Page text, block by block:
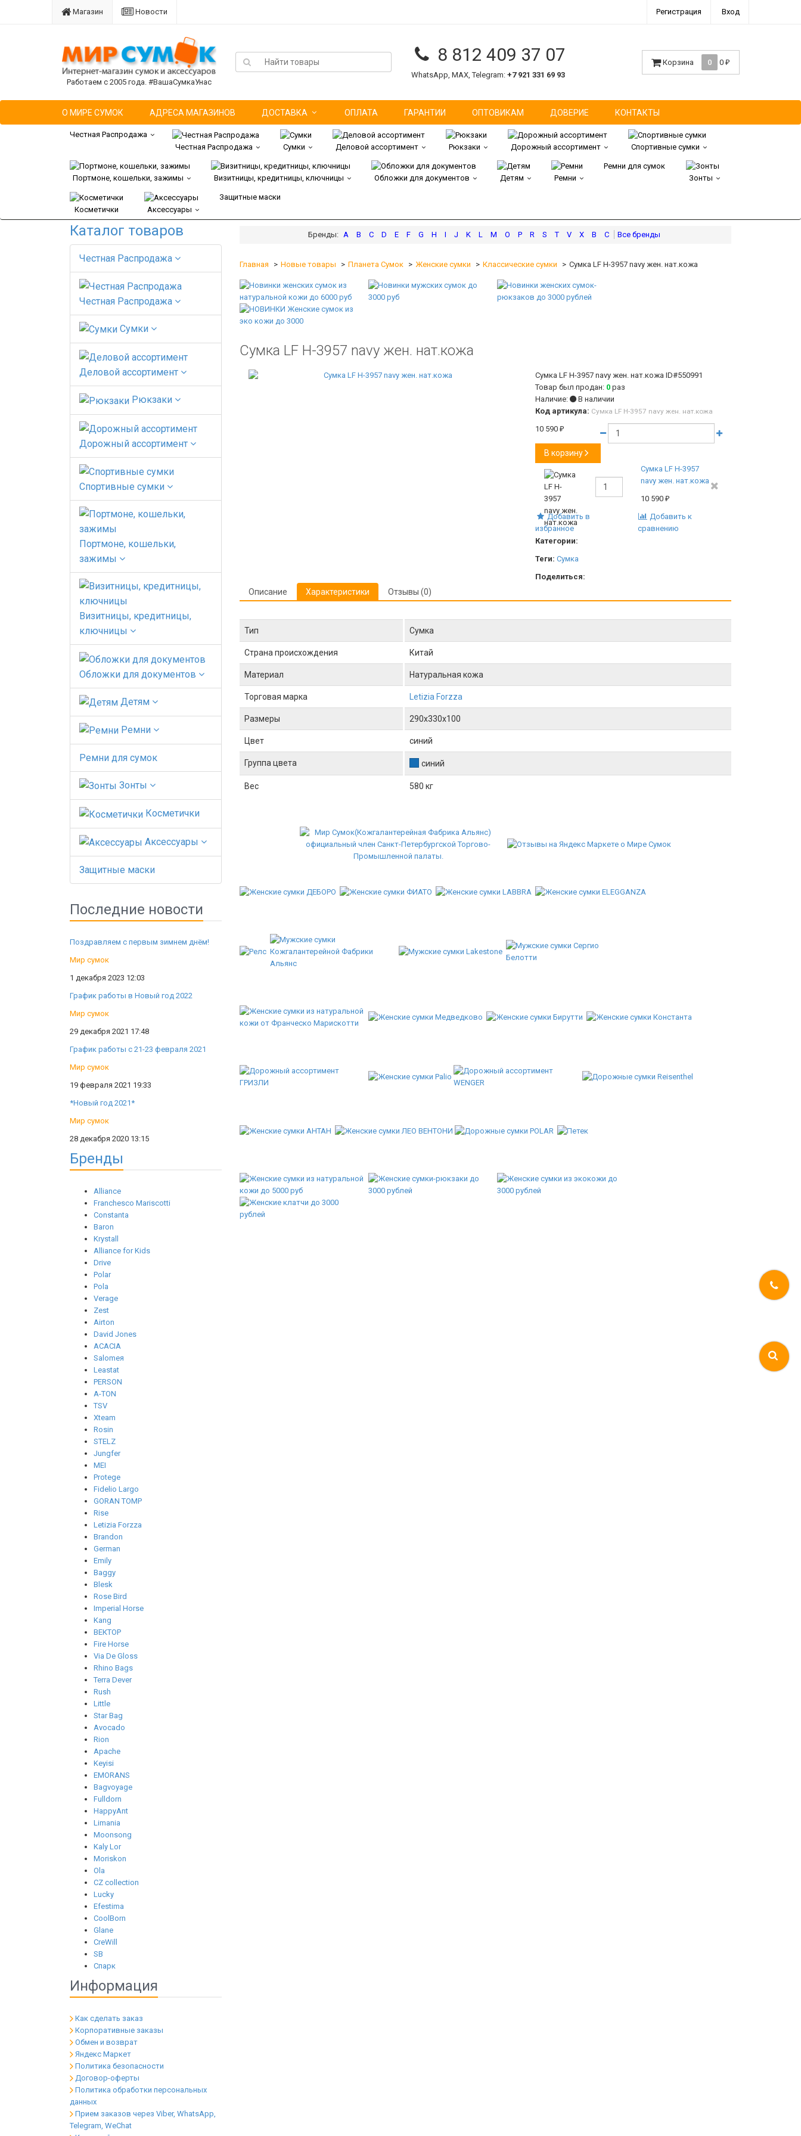
Магазин Новости Регистрация Вход
Работаем с 2005 года. #ВашаСумкаУнас
8 812 409 37 07
WhatsApp, MAX, Telegram: +7 921 331 69 93
Корзина 0 0 ₽
О МИРЕ СУМОК АДРЕСА МАГАЗИНОВ ДОСТАВКА ОПЛАТА ГАРАНТИИ ОПТОВИКАМ ДОВЕРИЕ КОНТАКТЫ
Честная Распродажа
Честная Распродажа
Сумки Деловой ассортимент Рюкзаки Дорожный ассортимент Спортивные сумки
Портмоне, кошельки, зажимы Визитницы, кредитницы, ключницы Обложки для документов Детям Ремни
Ремни для сумок
Зонты
Косметички Аксессуары
Защитные маски
Каталог товаров
Честная Распродажа
Честная Распродажа
Сумки
Деловой ассортимент
Рюкзаки
Дорожный ассортимент
Спортивные сумки
Портмоне, кошельки,
зажимы
Визитницы, кредитницы,
ключницы
Обложки для документов
Детям
Ремни
Ремни для сумок
Зонты
Косметички
Аксессуары
Защитные маски
Последние новости
Поздравляем с первым зимнем днём!
Мир сумок
1 декабря 2023 12:03
График работы в Новый год 2022
Мир сумок
29 декабря 2021 17:48
График работы с 21-23 февраля 2021
Мир сумок
19 февраля 2021 19:33
*Новый год 2021*
Мир сумок
28 декабря 2020 13:15
Бренды
Alliance
Franchesco Mariscotti
Constanta
Baron
Krystall
Alliance for Kids
Drive
Polar
Pola
Verage
Zest
Airton
David Jones
ACACIA
Salomeя
Leastat
PERSON
A-TON
TSV
Xteam
Rosin
STELZ
Jungfer
MEI
Protege
Fidelio Largo
GORAN TOMP
Rise
Letizia Forzza
Brandon
German
Emily
Baggy
Blesk
Rose Bird
Imperial Horse
Kang
ВЕКТОР
Fire Horse
Via De Gloss
Rhino Bags
Terra Dever
Rush
Little
Star Bag
Avocado
Rion
Apache
Keyisi
EMORANS
Bagvoyage
Fulldorn
HappyAnt
Limania
Moonsong
Kaly Lor
Moriskon
Ola
CZ collection
Lucky
Efestima
CoolBorn
Glane
CreWill
SB
Спарк
Информация
Как сделать заказ
Корпоративные заказы
Обмен и возврат
Яндекс Маркет
Политика безопасности
Договор-оферты
Политика обработки персональных
данных
Прием заказов через Viber, WhatsApp,
Telegram, WeChat
A B C D E F G H I J K L M O P R S T V X В С
Главная Новые товары Планета Сумок Женские сумки Классические сумки Сумка LF H-3957 navy жен. нат.кожа
Сумка LF H-3957 navy жен. нат.кожа
Сумка LF H-3957 navy жен. нат.кожаID#550991
Товар был продан: 0 раз
Наличие:
В наличии
Код артикула: Сумка LF H-3957 navy жен. нат.кожа
10 590₽
В корзину
Сумка LF H-3957
navy жен. нат.кожа
10 590₽
Добавить в
избранное
Добавить к
сравнению
Категории:
Теги: Сумка
Поделиться:
Описание Характеристики Отзывы (0)
Тип Сумка
Страна происхождения Китай
Материал Натуральная кожа
Торговая марка Letizia Forzza
Размеры 290x330x100
Цвет синий
Группа цвета синий
Вес 580 кг